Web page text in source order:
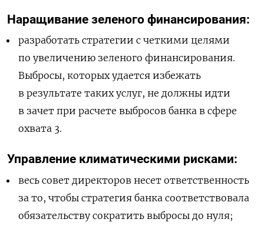
Наращивание зеленого финансирования:
разработать стратегии с четкими целями
по увеличению зеленого финансирования.
Выбросы, которых удается избежать
в результате таких услуг, не должны идти
в зачет при расчете выбросов банка в сфере
охвата 3.
Управление климатическими рисками:
весь совет директоров несет ответственность
за то, чтобы стратегия банка соответствовала
обязательству сократить выбросы до нуля;